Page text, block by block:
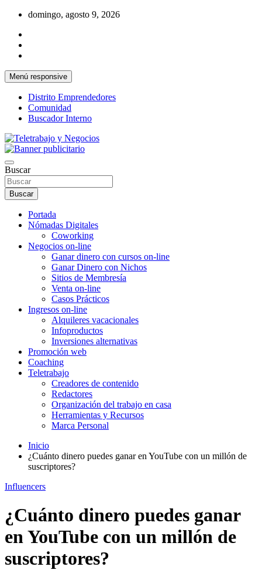
Saltar
contenido
domingo, agosto 9, 2026
Menú responsive
Distrito Emprendedores
Comunidad
Buscador Interno
Teletrabajo y Negocios
Buscar
Buscar
Portada
Nómadas Digitales
Coworking
Negocios on-line
Ganar dinero con cursos on-line
Ganar Dinero con Nichos
Sitios de Membresía
Venta on-line
Casos Prácticos
Ingresos on-line
Alquileres vacacionales
Infoproductos
Inversiones alternativas
Promoción web
Coaching
Teletrabajo
Creadores de contenido
Redactores
Organización del trabajo en casa
Herramientas y Recursos
Marca Personal
Inicio
¿Cuánto dinero puedes ganar en YouTube con un millón de
suscriptores?
Influencers
¿Cuánto dinero puedes ganar
en YouTube con un millón de
suscriptores?